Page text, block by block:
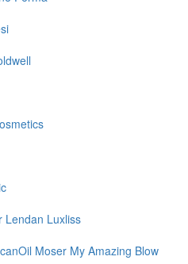
Lendan Luxliss
Moser My Amazing Blow